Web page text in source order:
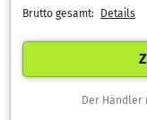
Brutto gesamt: Details
Der Händler